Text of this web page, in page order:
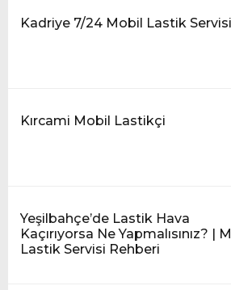
Kadriye 7/24 Mobil Lastik Servisi
Kırcami Mobil Lastikçi
Yeşilbahçe’de Lastik Hava
Kaçırıyorsa Ne Yapmalısınız? |
Lastik Servisi Rehberi